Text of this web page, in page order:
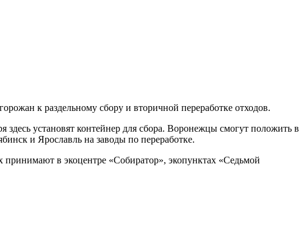
к раздельному сбору и вторичной переработке отходов.
установят контейнер для сбора. Воронежцы смогут положить в
и Ярославль на заводы по переработке.
в экоцентре «Собиратор», экопунктах «Седьмой